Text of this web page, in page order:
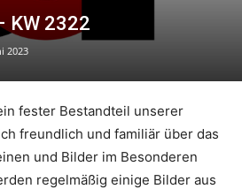
KW 2322
2023
fester Bestandteil unserer
freundlich und familiär über das
und Bilder im Besonderen
regelmäßig einige Bilder aus